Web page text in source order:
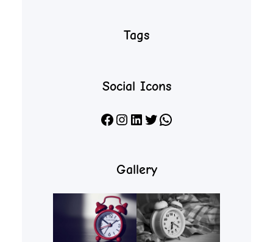
Tags
Social Icons
Facebook Instagram LinkedIn X WhatsApp
Gallery